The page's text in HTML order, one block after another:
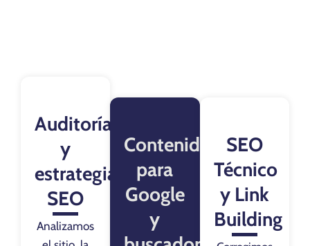
Auditoría
y
estrategia
SEO
Analizamos
Contenidos
para
Google
y
SEO
Técnico
y Link
Building